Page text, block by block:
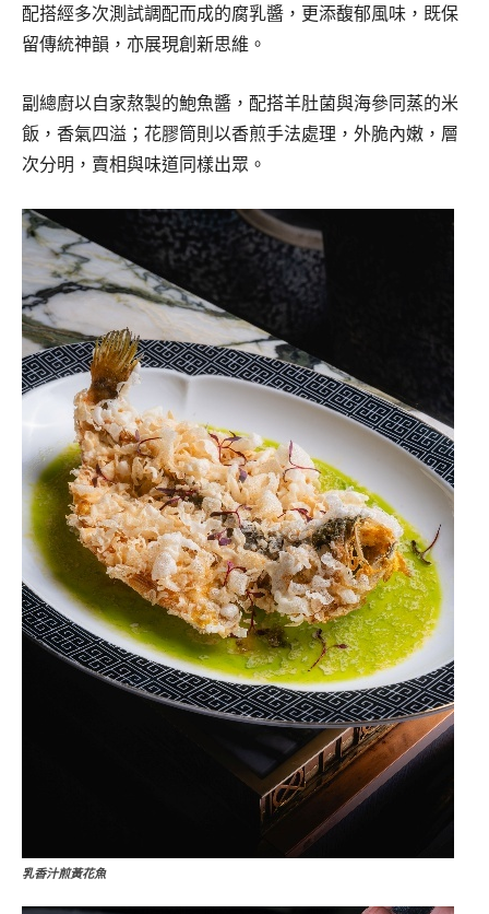
配搭經多次測試調配而成的腐乳醬，更添馥郁風味，既保
留傳統神韻，亦展現創新思維。
副總廚以自家熬製的鮑魚醬，配搭羊肚菌與海參同蒸的米
飯，香氣四溢；花膠筒則以香煎手法處理，外脆內嫩，層
次分明，賣相與味道同樣出眾。
乳香汁煎黃花魚